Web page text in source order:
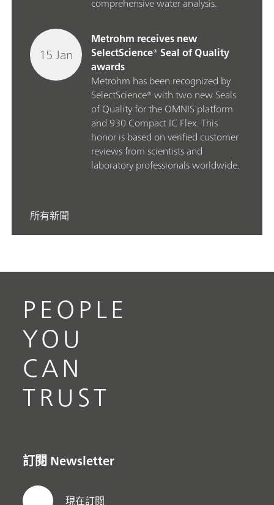
15 Jan
Metrohm receives new
SelectScience® Seal of Quality
awards
Metrohm has been recognized by
SelectScience® with two new Seals
of Quality for the OMNIS platform
and 930 Compact IC Flex. This
honor is based on verified customer
reviews from scientists and
laboratory professionals worldwide.
所有新聞
PEOPLE
YOU
CAN
TRUST
訂閱 Newsletter
現在訂閱